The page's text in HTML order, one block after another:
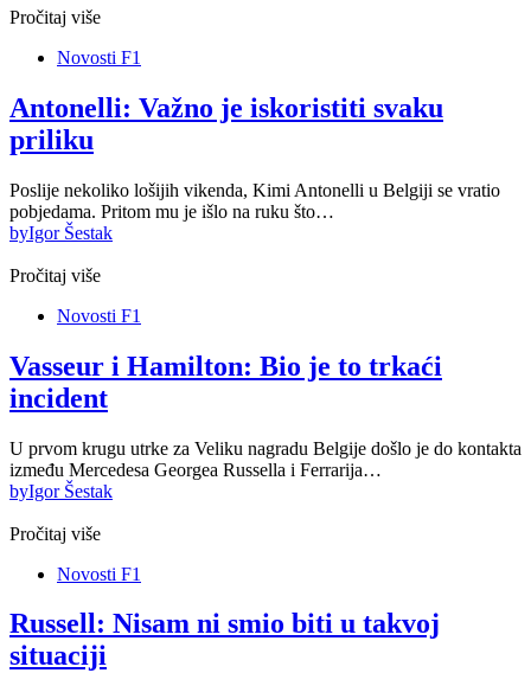
Pročitaj više
Novosti F1
Antonelli: Važno je iskoristiti svaku
priliku
Poslije nekoliko lošijih vikenda, Kimi Antonelli u Belgiji se vratio
pobjedama. Pritom mu je išlo na ruku što…
byIgor Šestak
Pročitaj više
Novosti F1
Vasseur i Hamilton: Bio je to trkaći
incident
U prvom krugu utrke za Veliku nagradu Belgije došlo je do kontakta
između Mercedesa Georgea Russella i Ferrarija…
byIgor Šestak
Pročitaj više
Novosti F1
Russell: Nisam ni smio biti u takvoj
situaciji